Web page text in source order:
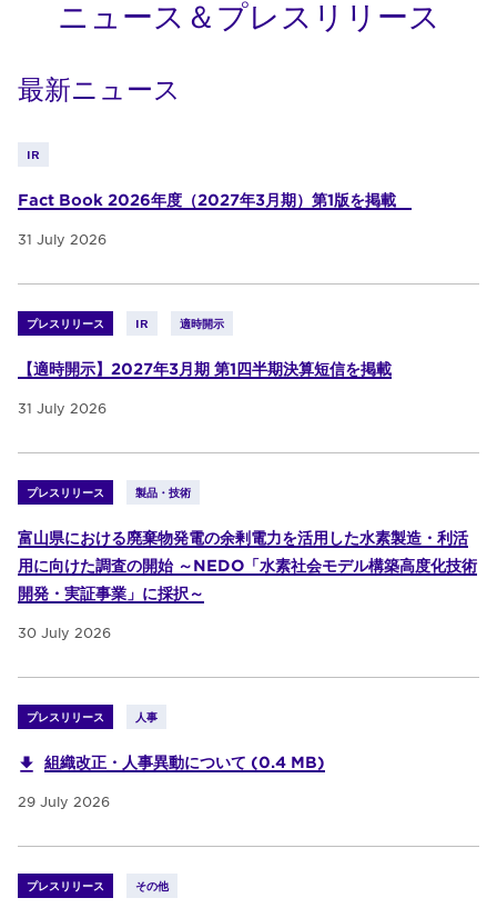
ニュース＆プレスリリース
最新ニュース
IR
Fact Book 2026年度（2027年3月期）第1版を掲載
31 July 2026
プレスリリース IR 適時開示
【適時開示】2027年3月期 第1四半期決算短信を掲載
31 July 2026
プレスリリース 製品・技術
富山県における廃棄物発電の余剰電力を活用した水素製造・利活
用に向けた調査の開始 ～NEDO「水素社会モデル構築高度化技術
開発・実証事業」に採択～
30 July 2026
プレスリリース 人事
組織改正・人事異動について (0.4 MB)
29 July 2026
プレスリリース その他